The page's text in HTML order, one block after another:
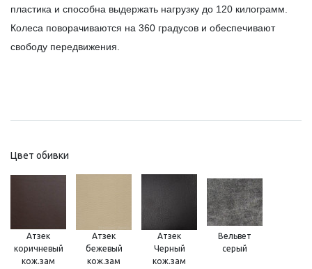
пластика и способна выдержать нагрузку до 120 килограмм.
Колеса поворачиваются на 360 градусов и обеспечивают
свободу передвижения.
Цвет обивки
Атзек
коричневый
кож.зам
Атзек
бежевый
кож.зам
Атзек
Черный
кож.зам
Вельвет
серый